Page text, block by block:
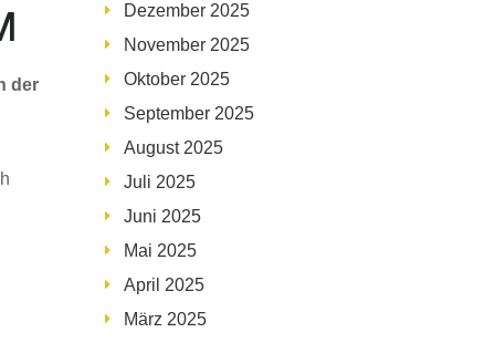
der
Dezember 2025
November 2025
Oktober 2025
September 2025
August 2025
Juli 2025
Juni 2025
Mai 2025
April 2025
März 2025